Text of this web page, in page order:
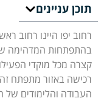
תוכן עניינים
רחוב יפו היינו רחוב
בהתפתחות המדהימה
קצרה מכל מוקדי
רכישה באזור מתפתח
העבודה והלימודים של